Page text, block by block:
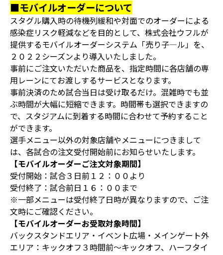
■モバイルオーダーについて
スタグル購入時の待機列緩和や対面でのオーダーによる
感染症リスク軽減などを目的として、株式会社ウフルが
提供するモバイルオーダーシステム「売り子―ル」を、
２０２２シーズンより導入いたしました。
事前にご注文いただいた商品を、指定時間に各店舗の専
用レーンにてお渡しするサービスとなります。
事前決済のため試合当日は受け取るだけ。混雑時でも並
ぶ時間が大幅に短縮できます。時間帯も選択できますの
で、スタジアムに到着する時間に合わせて予約すること
ができます。
選手メニュー以外の対象店舗やメニューにつきまして
は、各試合の注文受付開始前にお知らせいたします。
【モバイルオーダーご注文対象期間】
受付開始：試合３日前１２：００より
受付終了：試合前日１６：００まで
※一部メニューは受付終了日時が異なりますので、ご注
文時にご確認ください。
【モバイルオーダーお受取対象時間】
バックスタンドエリア・イベント広場・メインゲート外
エリア：キックオフ３時間前～キックオフ、ハーフタイ